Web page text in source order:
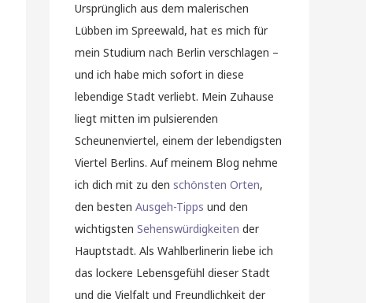
Ursprünglich aus dem malerischen
Lübben im Spreewald, hat es mich für
mein Studium nach Berlin verschlagen –
und ich habe mich sofort in diese
lebendige Stadt verliebt. Mein Zuhause
liegt mitten im pulsierenden
Scheunenviertel, einem der lebendigsten
Viertel Berlins. Auf meinem Blog nehme
ich dich mit zu den schönsten Orten,
den besten Ausgeh-Tipps und den
wichtigsten Sehenswürdigkeiten der
Hauptstadt. Als Wahlberlinerin liebe ich
das lockere Lebensgefühl dieser Stadt
und die Vielfalt und Freundlichkeit der